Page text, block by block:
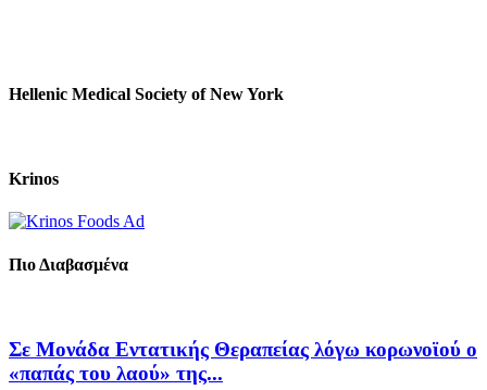
Hellenic Medical Society of New York
Krinos
Πιο Διαβασμένα
Σε Μονάδα Εντατικής Θεραπείας λόγω κορωνοϊού ο
«παπάς του λαού» της...